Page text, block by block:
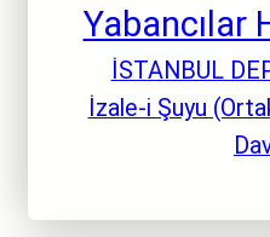
Yabancılar
İSTANBUL
İzale-i Şuyu